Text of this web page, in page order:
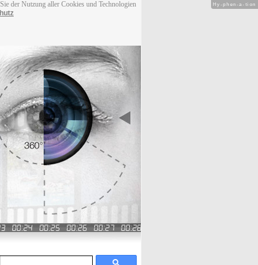
der Nutzung aller Cookies und Technologien
Hy-phen-a-tion